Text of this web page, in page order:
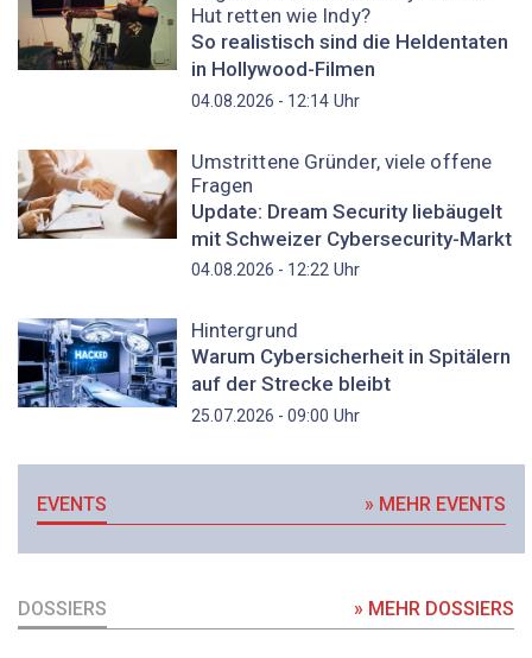
Hut retten wie Indy?
So realistisch sind die Heldentaten
in Hollywood-Filmen
04.08.2026 - 12:14Uhr
Umstrittene Gründer, viele offene
Fragen
Update: Dream Security liebäugelt
mit Schweizer Cybersecurity-Markt
04.08.2026 - 12:22Uhr
Hintergrund
Warum Cybersicherheit in Spitälern
auf der Strecke bleibt
25.07.2026 - 09:00 Uhr
EVENTS » MEHR EVENTS
DOSSIERS » MEHR DOSSIERS